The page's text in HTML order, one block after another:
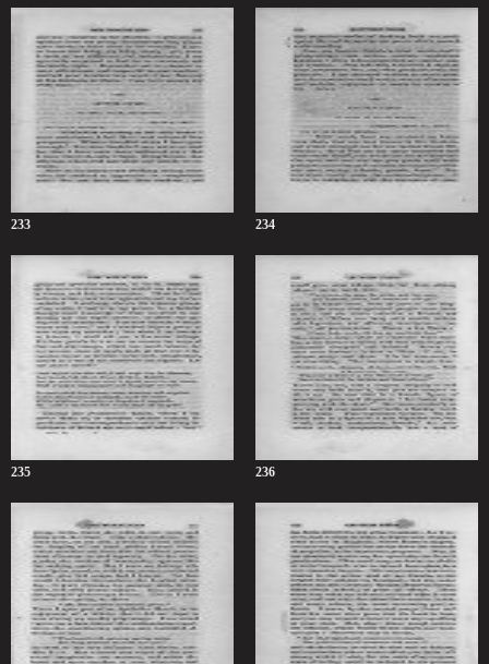
233 234
235 236